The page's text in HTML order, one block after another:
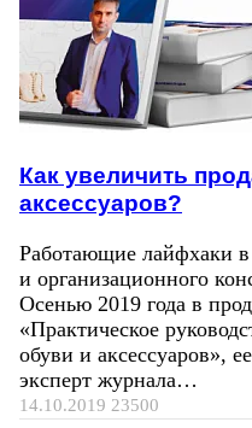
Как увеличить
аксессуаров?
Работающие лайфхаки в
и организационного
Осенью 2019 года в
«Практическое
обуви и аксессуаров»,
эксперт журнала…
14.10.2019 23500